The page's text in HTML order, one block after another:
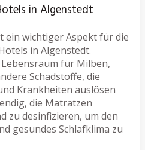
in Algenstedt
wichtiger Aspekt für die
in Algenstedt.
für Milben,
Schadstoffe, die
Krankheiten auslösen
die Matratzen
zu desinfizieren, um den
gesundes Schlafklima zu